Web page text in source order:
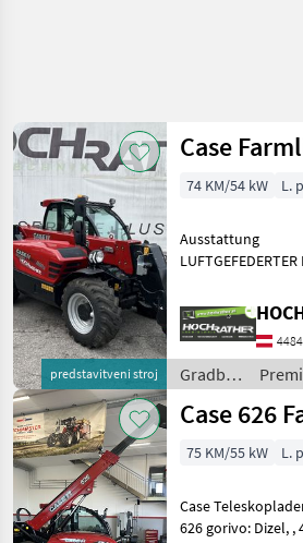
Kategorija 4 Država
TRENUTNA
POT
Gradbena
tehnika
Gradbeni
Stroji
Teleskopski
Nakladalniki
Case
Ih
IZBERITE
KATEGORIJO
Case IH
Ponastavi
Prikaži 22
rezultatov
predstavitveni stroj
Case
74 KM/54 kW L.
Ausstattung
LUFTGEFEDERTER
ARMLEHNE
LED-
HINTEN SMOOTH
CONTROL:
Gradbeni
stroji /
Case IH
Case 626
75 KM/55 kW L.
Case
626 gorivo: Dizel, ,